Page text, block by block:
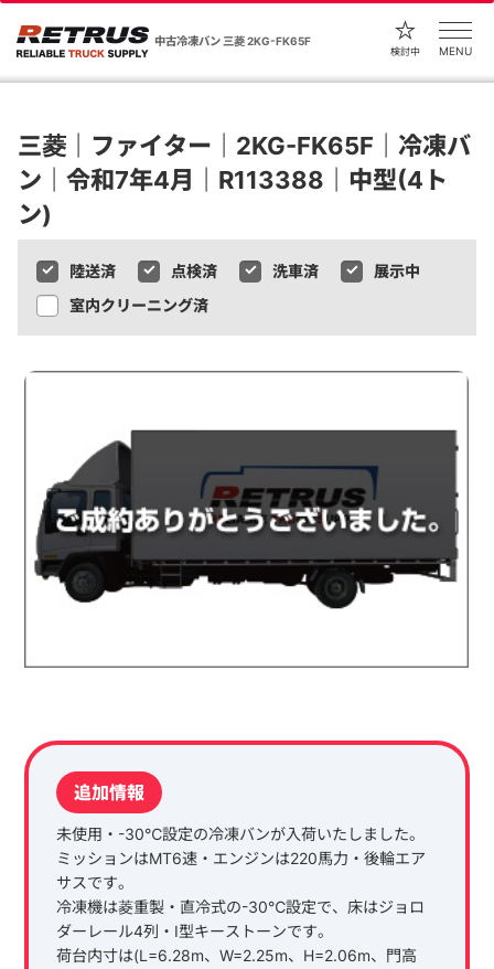
中古冷凍バン 三菱 2KG-FK65F
検討中 MENU
三菱｜ファイター｜2KG-FK65F｜冷凍バ
ン｜令和7年4月｜R113388｜中型(4ト
ン)
陸送済 点検済 洗車済
展示中
室内クリーニング済
追加情報
未使用・-30℃設定の冷凍バンが入荷いたしました。
ミッションはMT6速・エンジンは220馬力・後輪エア
サスです。
冷凍機は菱重製・直冷式の-30℃設定で、床はジョロ
ダーレール4列・I型キーストーンです。
荷台内寸は(L=6.28m、W=2.25m、H=2.06m、門高